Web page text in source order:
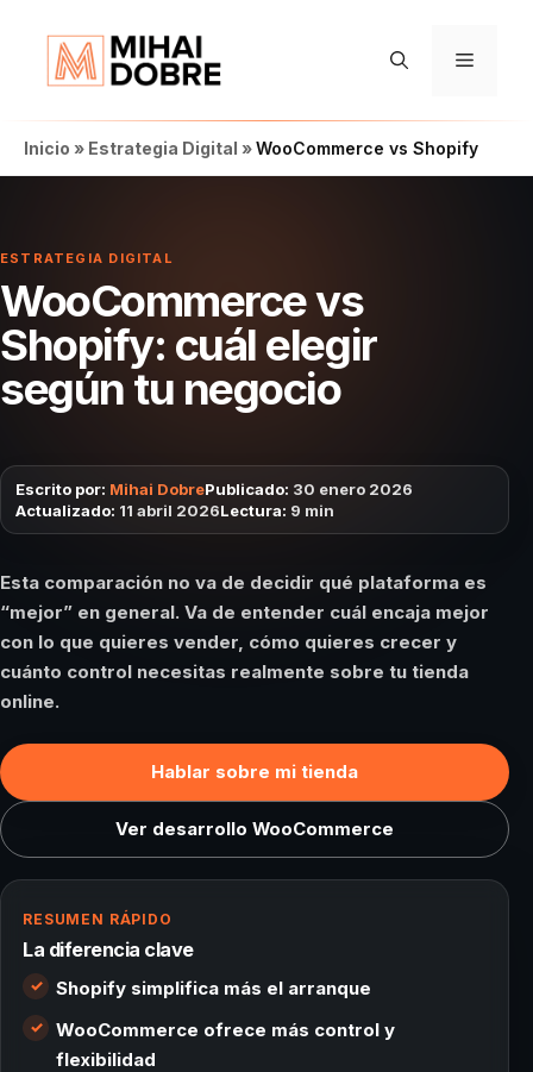
contenido
Menú
Inicio » Estrategia Digital »WooCommerce vs Shopify
ESTRATEGIA DIGITAL
WooCommerce vs
Shopify: cuál elegir
según tu negocio
Escrito por: Mihai DobrePublicado: 30 enero 2026
Actualizado: 11 abril 2026Lectura: 9 min
Esta comparación no va de decidir qué plataforma es
“mejor” en general. Va de entender cuál encaja mejor
con lo que quieres vender, cómo quieres crecer y
cuánto control necesitas realmente sobre tu tienda
online.
Hablar sobre mi tienda
Ver desarrollo WooCommerce
RESUMEN RÁPIDO
La diferencia clave
Shopify simplifica más el arranque
WooCommerce ofrece más control y
flexibilidad